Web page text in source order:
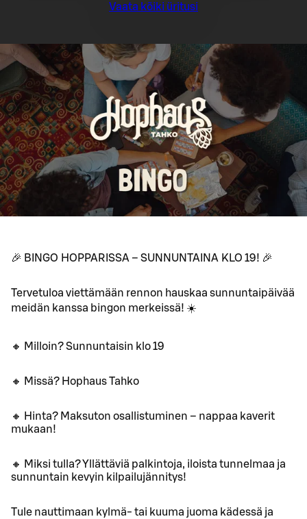
Vaata kõiki üritusi
🎉 BINGO HOPPARISSA – SUNNUNTAINA KLO 19! 🎉
Tervetuloa viettämään rennon hauskaa sunnuntaipäivää
meidän kanssa bingon merkeissä! ☀️
🔸 Milloin? Sunnuntaisin klo 19
🔸 Missä? Hophaus Tahko
🔸 Hinta? Maksuton osallistuminen – nappaa kaverit
mukaan!
🔸 Miksi tulla? Yllättäviä palkintoja, iloista tunnelmaa ja
sunnuntain kevyin kilpailujännitys!
Tule nauttimaan kylmä- tai kuuma juoma kädessä ja